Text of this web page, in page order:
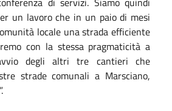
un lavoro che in un paio di mesi
locale una strada efficiente
con la stessa pragmaticità a
degli altri tre cantieri che
strade comunali a Marsciano,